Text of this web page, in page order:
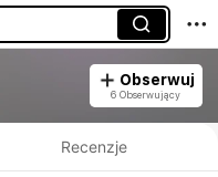
Obserwuj
6 Obserwujący
Recenzje